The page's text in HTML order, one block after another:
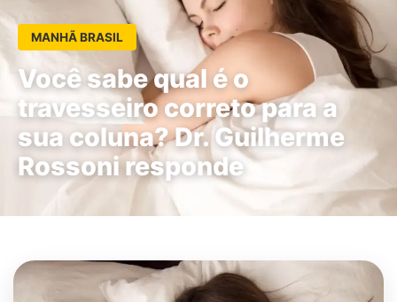
MANHÃ BRASIL
Você sabe qual é o
travesseiro correto para a
sua coluna? Dr. Guilherme
Rossoni responde